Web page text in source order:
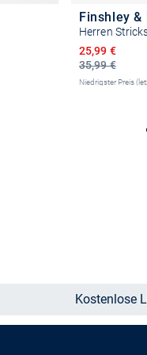
Finshley &
Herren
35,99 €
Ermäßigter
25,99 €
Niedrigster Preis
Kostenlose